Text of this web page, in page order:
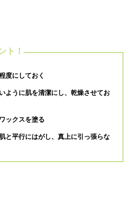
ト！
度にしておく
ように肌を清潔にし、乾燥させてお
ックスを塗る
と平行にはがし、真上に引っ張らな